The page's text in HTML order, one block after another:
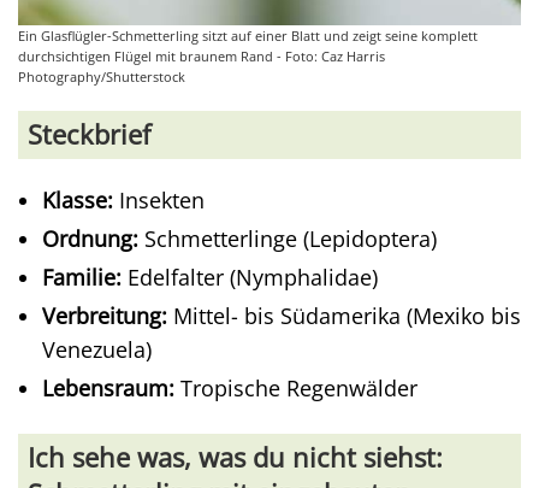
Ein Glasflügler-Schmetterling sitzt auf einer Blatt und zeigt seine komplett
durchsichtigen Flügel mit braunem Rand - Foto: Caz Harris
Photography/Shutterstock
Steckbrief
Klasse: Insekten
Ordnung: Schmetterlinge (Lepidoptera)
Familie: Edelfalter (Nymphalidae)
Verbreitung: Mittel- bis Südamerika (Mexiko bis
Venezuela)
Lebensraum: Tropische Regenwälder
Ich sehe was, was du nicht siehst: